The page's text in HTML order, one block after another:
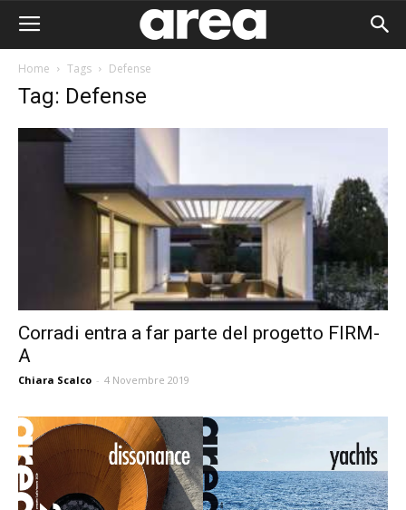
Home Tags Defense
Tag: Defense
Corradi entra a far parte del progetto FIRM-
A
Chiara Scalco - 4 Novembre 2019